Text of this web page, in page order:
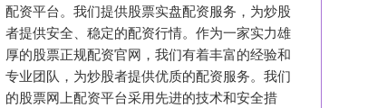
配资平台。我们提供股票实盘配资服务，为炒股
者提供安全、稳定的配资行情。作为一家实力雄
厚的股票正规配资官网，我们有着丰富的经验和
专业团队，为炒股者提供优质的配资服务。我们
的股票网上配资平台采用先进的技术和安全措